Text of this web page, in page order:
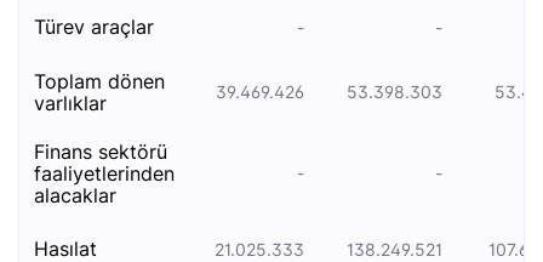
türev araçlar - -
toplam dönen
varlıklar
39.469.426 53.398.303
finans sektörü
faaliyetlerinden
alacaklar
- -
hasılat 21.025.333 138.249.521